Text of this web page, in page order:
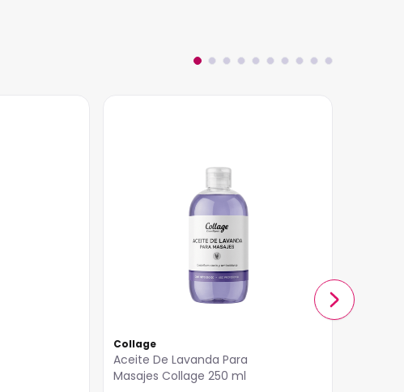
Collage
Aceite De Lavanda Para
Masajes Collage 250 ml